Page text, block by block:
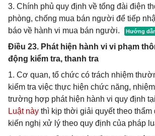
3. Chính phủ quy định về tổng đài điện
phòng, chống mua bán người để tiếp
báo về hành vi mua bán người.
Điều 23. Phát hiện hành vi vi phạm
động kiểm tra, thanh tra
1. Cơ quan, tổ chức có trách nhiệm
kiểm tra việc thực hiện chức năng,
trường hợp phát hiện hành vi quy định tại
Luật này thì kịp thời giải quyết theo thẩm
kiến nghị xử lý theo quy định của pháp